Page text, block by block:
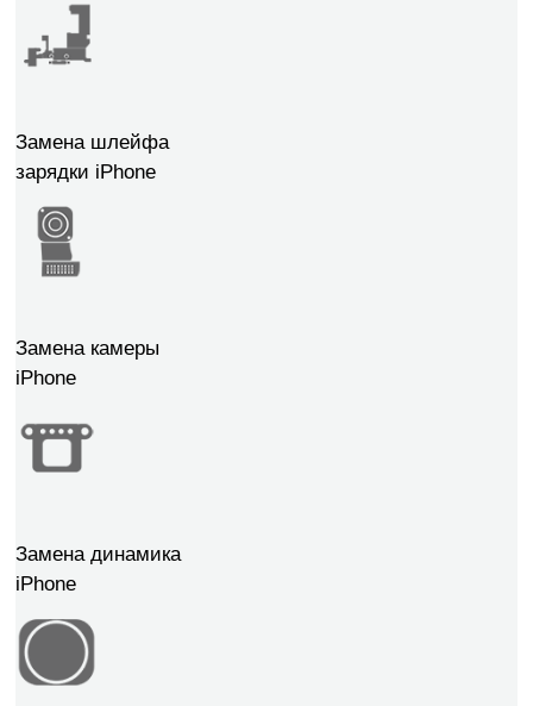
Замена шлейфа
зарядки iPhone
Замена камеры
iPhone
Замена динамика
iPhone